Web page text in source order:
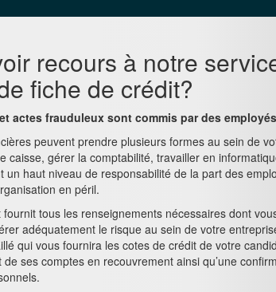
recours à notre
fiche de crédit?
actes frauduleux sont commis par des
peuvent prendre plusieurs formes au sein de
caisse, gérer la comptabilité, travailler en
un haut niveau de responsabilité de la part des
en péril.
tous les renseignements nécessaires dont
adéquatement le risque au sein de votre
qui vous fournira les cotes de crédit de votre
ses comptes en recouvrement ainsi qu’une